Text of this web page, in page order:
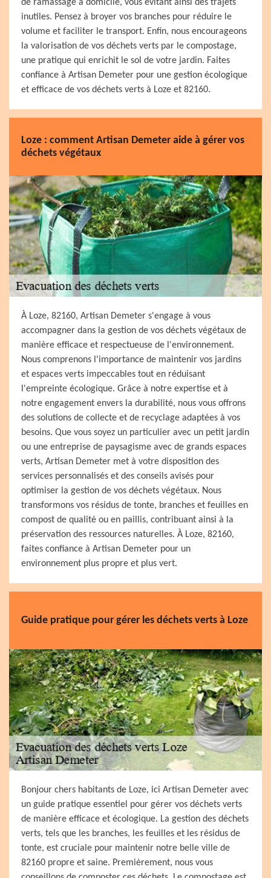
de ramassage à domicile, vous évitant ainsi des trajets
inutiles. Pensez à broyer vos branches pour réduire le
volume et faciliter le transport. Enfin, nous encourageons
la valorisation de vos déchets verts par le compostage,
une pratique qui enrichit le sol de votre jardin. Faites
confiance à Artisan Demeter pour une gestion écologique
et efficace de vos déchets verts à Loze et 82160.
Loze : comment Artisan Demeter aide à gérer vos
déchets végétaux
À Loze, 82160, Artisan Demeter s'engage à vous
accompagner dans la gestion de vos déchets végétaux de
manière efficace et respectueuse de l'environnement.
Nous comprenons l'importance de maintenir vos jardins
et espaces verts impeccables tout en réduisant
l'empreinte écologique. Grâce à notre expertise et à
notre engagement envers la durabilité, nous vous offrons
des solutions de collecte et de recyclage adaptées à vos
besoins. Que vous soyez un particulier avec un petit jardin
ou une entreprise de paysagisme avec de grands espaces
verts, Artisan Demeter met à votre disposition des
services personnalisés et des conseils avisés pour
optimiser la gestion de vos déchets végétaux. Nous
transformons vos résidus de tonte, branches et feuilles en
compost de qualité ou en paillis, contribuant ainsi à la
préservation des ressources naturelles. À Loze, 82160,
faites confiance à Artisan Demeter pour un
environnement plus propre et plus vert.
Guide pratique pour gérer les déchets verts à Loze
Bonjour chers habitants de Loze, ici Artisan Demeter avec
un guide pratique essentiel pour gérer vos déchets verts
de manière efficace et écologique. La gestion des déchets
verts, tels que les branches, les feuilles et les résidus de
tonte, est cruciale pour maintenir notre belle ville de
82160 propre et saine. Premièrement, nous vous